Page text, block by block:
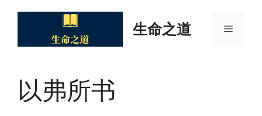
生命之道 Menu
以弗所书